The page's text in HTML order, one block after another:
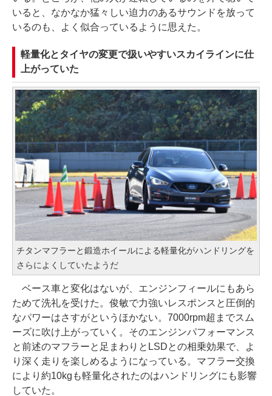
いると、なかなか猛々しい迫力のあるサウンドを放って
いるのも、よく似合っているように思えた。
軽量化とタイヤの変更で扱いやすいスカイラインに仕
上がっていた
チタンマフラーと鍛造ホイールによる軽量化がハンドリングを
さらによくしていたようだ
ベース車と変化はないが、エンジンフィールにもあら
ためて洗礼を受けた。俊敏で力強いレスポンスと圧倒的
なパワーはさすがというほかない。7000rpm超までスム
ーズに吹け上がっていく。そのエンジンパフォーマンス
と前述のマフラーと足まわりとLSDとの相乗効果で、よ
り深く走りを楽しめるようになっている。マフラー交換
により約10kgも軽量化されたのはハンドリングにも影響
していた。